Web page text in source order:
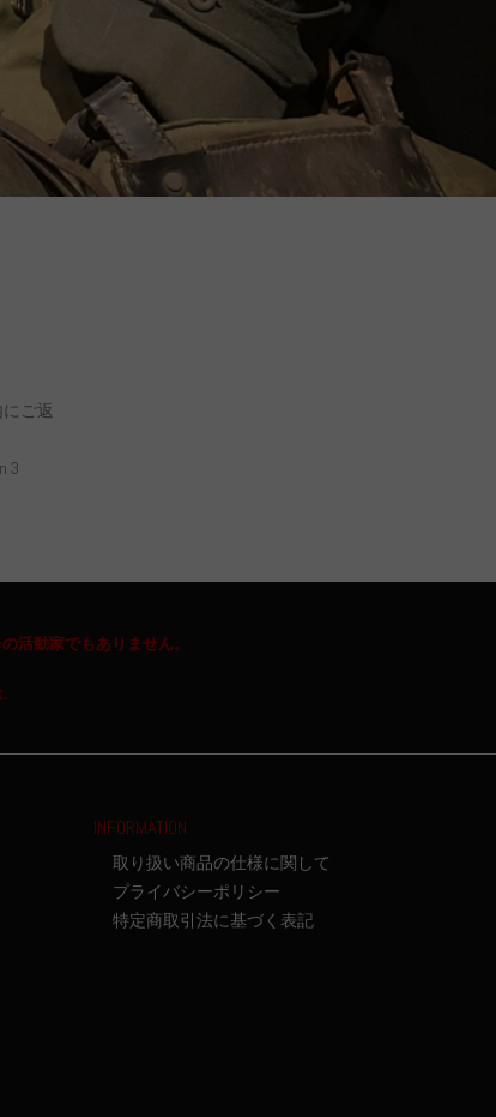
ご返
3
活動家でもありません。
INFORMATION
取り扱い商品の仕様に関して
プライバシーポリシー
特定商取引法に基づく表記